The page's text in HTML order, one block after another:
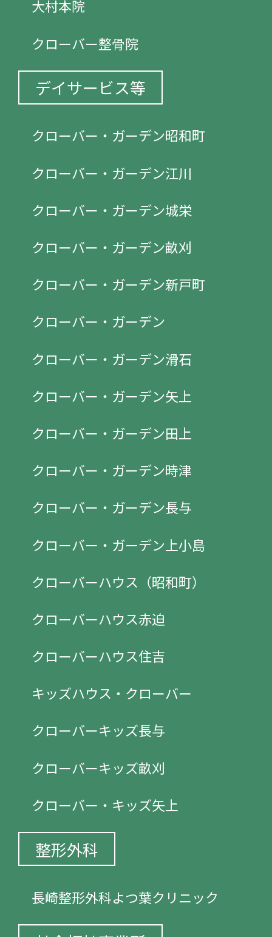
大村本院
クローバー整骨院
デイサービス等
クローバー・ガーデン昭和町
クローバー・ガーデン江川
クローバー・ガーデン城栄
クローバー・ガーデン畝刈
クローバー・ガーデン新戸町
クローバー・ガーデン
クローバー・ガーデン滑石
クローバー・ガーデン矢上
クローバー・ガーデン田上
クローバー・ガーデン時津
クローバー・ガーデン長与
クローバー・ガーデン上小島
クローバーハウス（昭和町）
クローバーハウス赤迫
クローバーハウス住吉
キッズハウス・クローバー
クローバーキッズ長与
クローバーキッズ畝刈
クローバー・キッズ矢上
整形外科
長崎整形外科よつ葉クリニック